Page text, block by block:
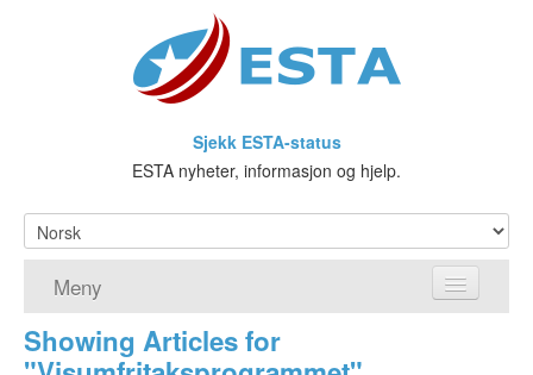
Sjekk ESTA-status
ESTA nyheter, informasjon og hjelp.
Meny
Hjem
Showing Articles for